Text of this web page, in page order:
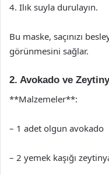
4. Ilık suyla durulayın.
Bu maske, saçınızı
görünmesini sağlar.
2. Avokado ve
**Malzemeler**:
– 1 adet olgun avokado
– 2 yemek kaşığı